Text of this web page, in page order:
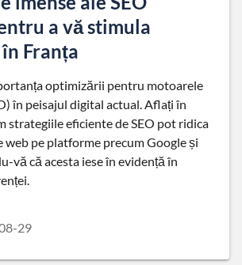
a vă stimula
Franța
optimizării pentru motoarele
în peisajul digital actual. Aflați în
strategiile eficiente de SEO pot ridica
web pe platforme precum Google și
vă că acesta iese în evidență în
29